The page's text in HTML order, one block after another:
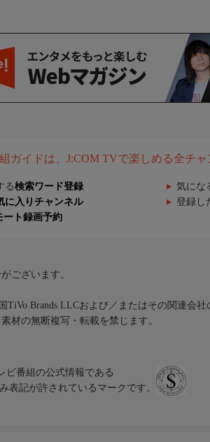
ガイドは、J:COM TVで楽しめる全チ
る検索ワード登録 気にな
に入りチャンネル 登録し
ート録画予約
ございます。
Brands LLCおよび／またはその関連会
材の無断複写・転載を禁じます。
ビ番組の公式情報である
表記が許されているマークです。